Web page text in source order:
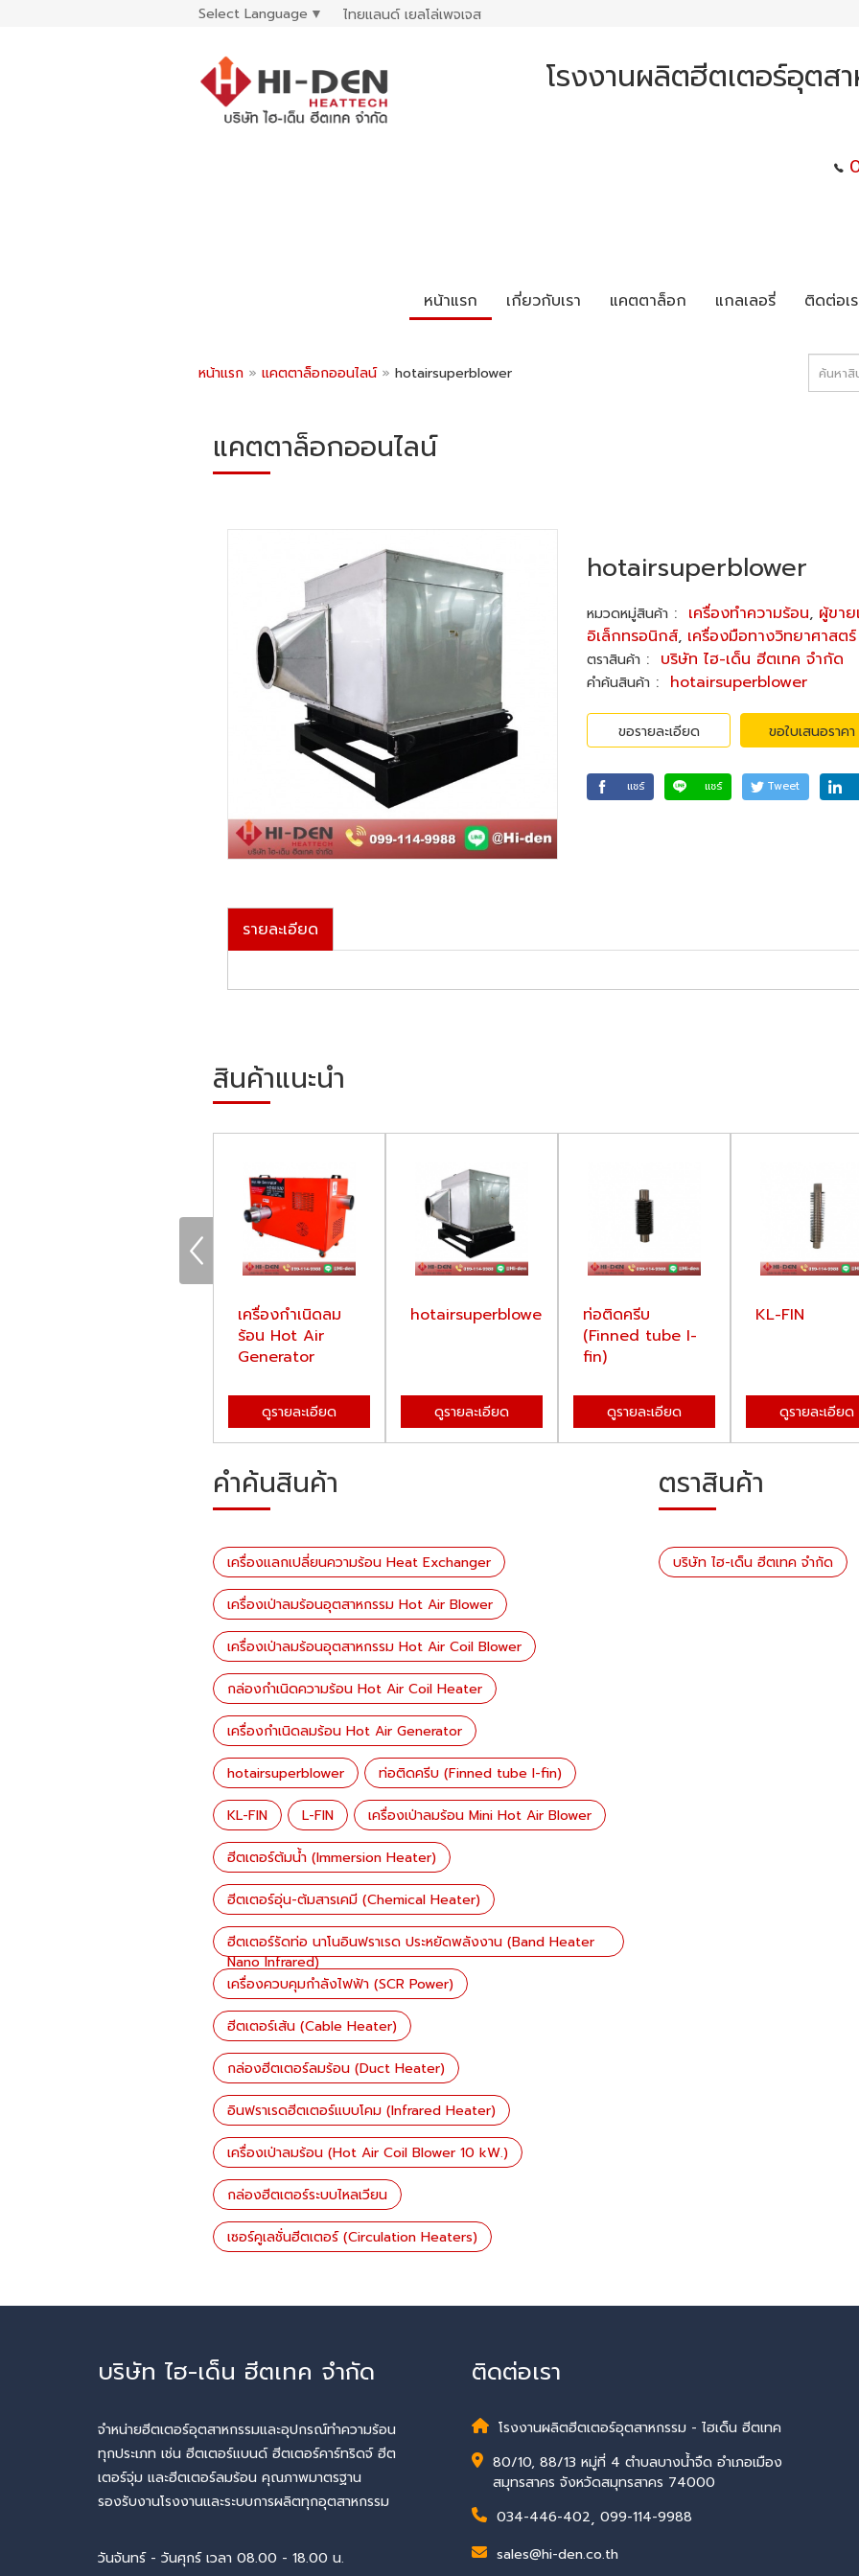
Select Language ▼ ไทยแลนด์ เยลโล่เพจเจส
โรงงานผลิตฮีตเตอร์อุตส
หน้าแรก เกี่ยวกับเรา แคตตาล็อก แกลเลอรี่ ติดต่อเ
หน้าแรก » แคตตาล็อกออนไลน์ » hotairsuperblower
แคตตาล็อกออนไลน์
hotairsuperblower
หมวดหมู่สินค้า : เครื่องทำความร้อน, ผู้ขา
อิเล็กทรอนิกส์, เครื่องมือทางวิทยาศาสตร์
ตราสินค้า : บริษัท ไฮ-เด็น ฮีตเทค จำกัด
คำค้นสินค้า : hotairsuperblower
ขอรายละเอียด ขอใบเสนอราคา
แชร์ แชร์ Tweet
รายละเอียด
สินค้าแนะนำ
เครื่องกำเนิดลม
ร้อน Hot Air
Generator
ดูรายละเอียด
hotairsuperblower
ดูรายละเอียด
ท่อติดครีบ
(Finned tube I-
fin)
ดูรายละเอียด
KL-FIN
ดูรายละเอียด
คำค้นสินค้า
เครื่องแลกเปลี่ยนความร้อน Heat Exchanger
เครื่องเป่าลมร้อนอุตสาหกรรม Hot Air Blower
เครื่องเป่าลมร้อนอุตสาหกรรม Hot Air Coil Blower
กล่องกำเนิดความร้อน Hot Air Coil Heater
เครื่องกำเนิดลมร้อน Hot Air Generator
hotairsuperblower ท่อติดครีบ (Finned tube I-fin)
KL-FIN L-FIN เครื่องเป่าลมร้อน Mini Hot Air Blower
ฮีตเตอร์ต้มน้ำ (Immersion Heater)
ฮีตเตอร์อุ่น-ต้มสารเคมี (Chemical Heater)
ฮีตเตอร์รัดท่อ นาโนอินฟราเรด ประหยัดพลังงาน (Band Heater
Nano Infrared)
เครื่องควบคุมกำลังไฟฟ้า (SCR Power)
ฮีตเตอร์เส้น (Cable Heater)
กล่องฮีตเตอร์ลมร้อน (Duct Heater)
อินฟราเรดฮีตเตอร์แบบโคม (Infrared Heater)
เครื่องเป่าลมร้อน (Hot Air Coil Blower 10 kW.)
กล่องฮีตเตอร์ระบบไหลเวียน
เซอร์คูเลชั่นฮีตเตอร์ (Circulation Heaters)
ตราสินค้า
บริษัท ไฮ-เด็น ฮีตเทค จำกัด
บริษัท ไฮ-เด็น ฮีตเทค จำกัด
จำหน่ายฮีตเตอร์อุตสาหกรรมและอุปกรณ์ทำความร้อน
ทุกประเภท เช่น ฮีตเตอร์แบนด์ ฮีตเตอร์คาร์ทริดจ์ ฮีต
เตอร์จุ่ม และฮีตเตอร์ลมร้อน คุณภาพมาตรฐาน
รองรับงานโรงงานและระบบการผลิตทุกอุตสาหกรรม
วันจันทร์ - วันศุกร์ เวลา 08.00 - 18.00 น.
ติดต่อเรา
โรงงานผลิตฮีตเตอร์อุตสาหกรรม - ไฮเด็น ฮีตเทค
80/10, 88/13 หมู่ที่ 4 ตำบลบางน้ำจืด อำเภอเมือง
สมุทรสาคร จังหวัดสมุทรสาคร 74000
034-446-402, 099-114-9988
sales@hi-den.co.th